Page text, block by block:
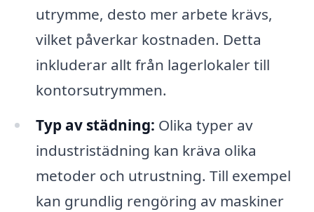
utrymme, desto mer arbete krävs,
vilket påverkar kostnaden. Detta
inkluderar allt från lagerlokaler till
kontorsutrymmen.
Typ av städning: Olika typer av
industristädning kan kräva olika
metoder och utrustning. Till exempel
kan grundlig rengöring av maskiner